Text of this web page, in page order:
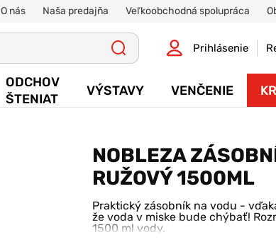
O nás Naša predajňa Veľkoobchodná spolupráca
Prihlásenie
ODCHOV
ŠTENIAT
VÝSTAVY VENČENIE
NOBLEZA
RUŽOVÝ 1500ML
Praktický zásobník na vodu -
že voda v miske bude chýbať!
1500 ml vody.